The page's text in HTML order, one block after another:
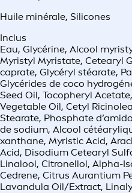
Huile minérale, Silicones
Inclus
Eau, Glycérine, Alcool
Myristyl Myristate, Cetearyl
caprate, Glycéryl stéarate,
Glycérides de coco
Seed Oil, Tocopheryl
Vegetable Oil, Cetyl
Stearate, Phosphate
de sodium, Alcool
xanthane, Myristic Acid,
Acid, Disodium Cetearyl
Linalool, Citronellol, Alpha-
Cedrene, Citrus Aurantium
Lavandula Oil/Extract,